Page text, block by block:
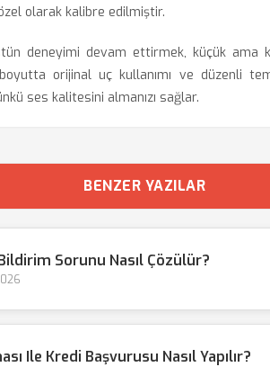
olarak kalibre edilmiştir.
deneyimi devam ettirmek, küçük ama
orijinal uç kullanımı ve düzenli
ses kalitesini almanızı sağlar.
BENZER YAZILAR
Sorunu Nasıl Çözülür?
Ile Kredi Başvurusu Nasıl Yapılır?